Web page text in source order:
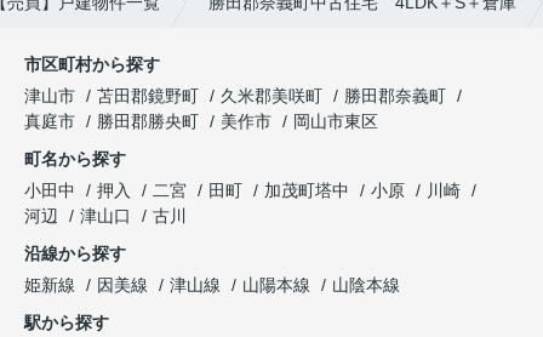
市区町村から探す
津山市
苫田郡鏡野町 久米郡美咲町
勝田郡奈義町
真庭市
勝田郡勝央町 美作市
岡山市東区
町名から探す
小田中
押入 二宮 田町 加茂町塔中 小原
川崎
河辺
津山口
古川
沿線から探す
姫新線
因美線 津山線 山陽本線
山陰本線
駅から探す